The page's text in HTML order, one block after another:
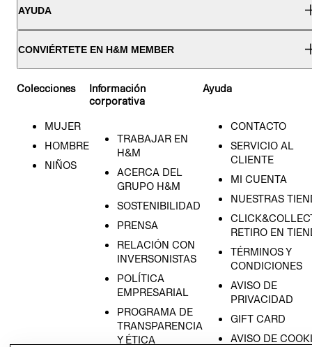
AYUDA
CONVIÉRTETE EN H&M MEMBER
Colecciones
MUJER
HOMBRE
NIÑOS
Información
corporativa
TRABAJAR EN
H&M
ACERCA DEL
GRUPO H&M
SOSTENIBILIDAD
PRENSA
RELACIÓN CON
INVERSONISTAS
POLÍTICA
EMPRESARIAL
PROGRAMA DE
TRANSPARENCIA
Y ÉTICA
Ayuda
CONTACTO
SERVICIO AL
CLIENTE
MI CUENTA
NUESTRAS
RETIRO EN
TÉRMINOS Y
CONDICIONES
AVISO DE
PRIVACIDAD
GIFT CARD
AVISO DE